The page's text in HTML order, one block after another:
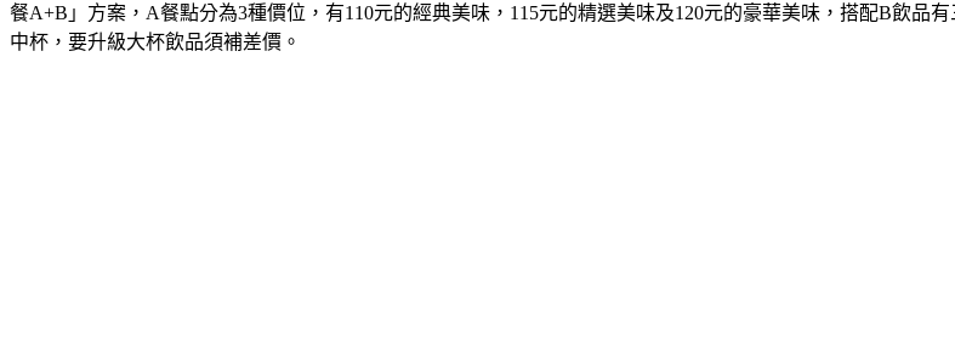
餐A+B」方案，A餐點分為3種價位，有110元的經典美味，115元的精選美味及120元的豪華美味，搭配B飲品
中杯，要升級大杯飲品須補差價。